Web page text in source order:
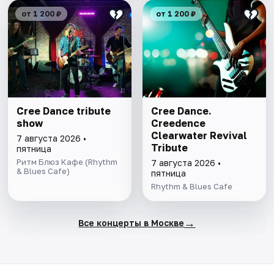
от 1 200 ₽
Cree Dance tribute
show
7 августа 2026 •
пятница
Ритм Блюз Кафе (Rhythm
& Blues Cafe)
от 1 200 ₽
Cree Dance.
Creedence
Clearwater Revival
Tribute
7 августа 2026 •
пятница
Rhythm & Blues Cafe
Все концерты в Москве →